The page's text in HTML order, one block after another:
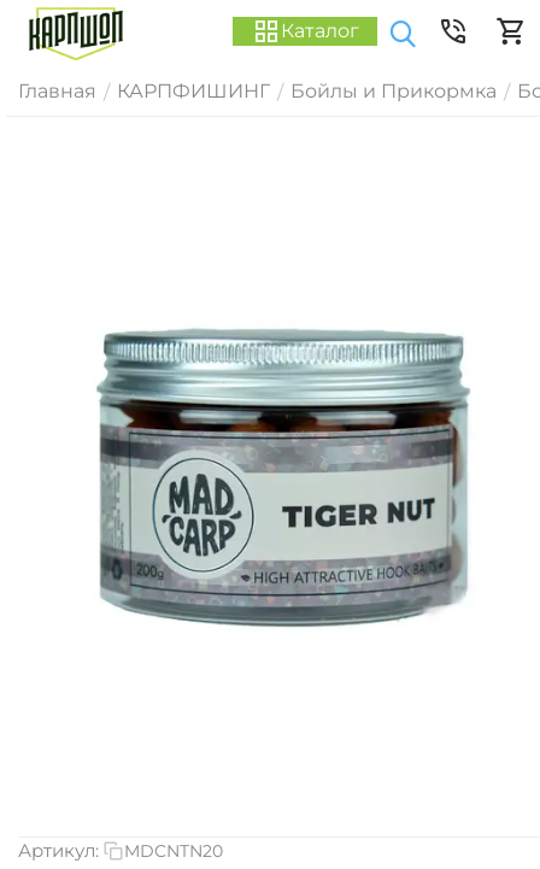
Каталог
Главная / КАРПФИШИНГ / Бойлы и Прикормка /
Артикул: MDCNTN20